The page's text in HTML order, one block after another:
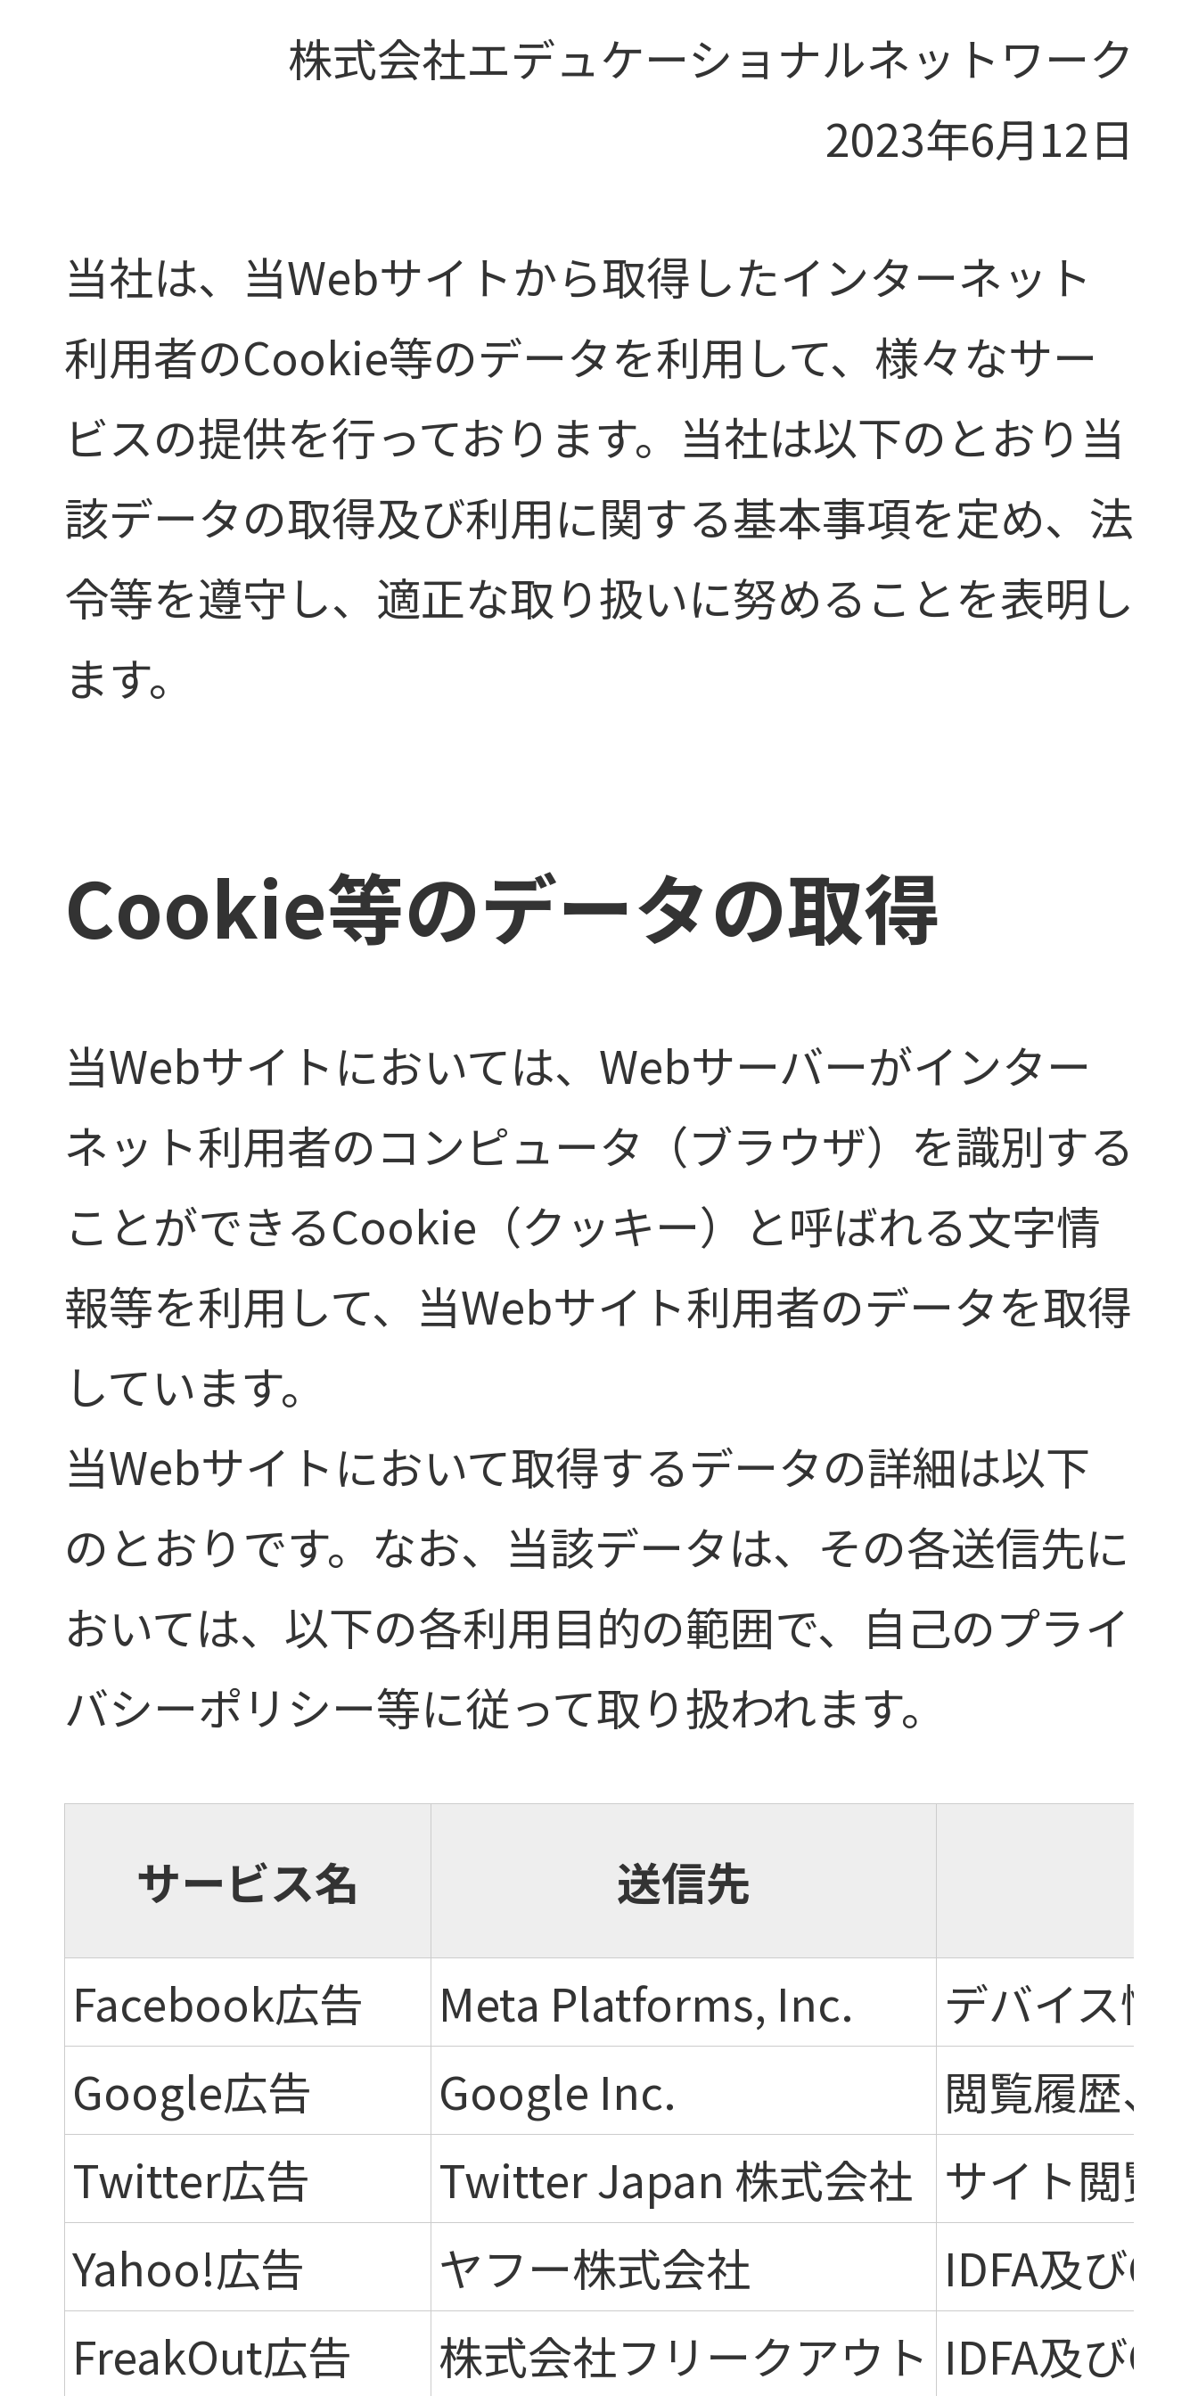
株式会社エデュケーショナルネットワーク
2023年6月12日
当社は、当Webサイトから取得したインターネット
利用者のCookie等のデータを利用して、様々なサー
ビスの提供を行っております。当社は以下のとおり当
該データの取得及び利用に関する基本事項を定め、法
令等を遵守し、適正な取り扱いに努めることを表明し
ます。
Cookie等のデータの取得
当Webサイトにおいては、Webサーバーがインター
ネット利用者のコンピュータ（ブラウザ）を識別する
ことができるCookie（クッキー）と呼ばれる文字情
報等を利用して、当Webサイト利用者のデータを取得
しています。
当Webサイトにおいて取得するデータの詳細は以下
のとおりです。なお、当該データは、その各送信先に
おいては、以下の各利用目的の範囲で、自己のプライ
バシーポリシー等に従って取り扱われます。
サービス名
送信先
Facebook広告
Meta Platforms, Inc.
デバイス情
Google広告
Google Inc.
閲覧履歴、
Twitter広告
Twitter Japan 株式会社 サイト閲覧
Yahoo!広告
ヤフー株式会社
IDFA及び
FreakOut広告
株式会社フリークアウト IDFA及び